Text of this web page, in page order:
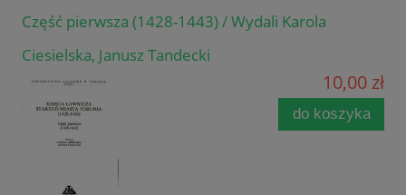
Część pierwsza (1428-1443) / Wydali Karola
Ciesielska, Janusz Tandecki
10,00 zł
do koszyka